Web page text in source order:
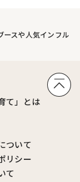
ースや人気インフル
て」とは
ついて
リシー
て